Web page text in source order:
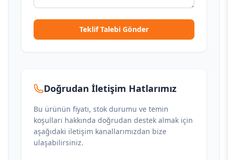
Teklif Talebi Gönder
Doğrudan İletişim Hatlarımız
Bu ürünün fiyatı, stok durumu ve temin
koşulları hakkında doğrudan destek almak için
aşağıdaki iletişim kanallarımızdan bize
ulaşabilirsiniz.